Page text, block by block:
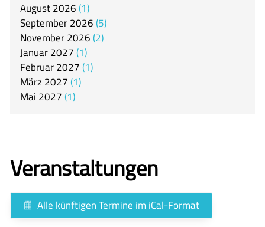
Arbeitsgemeinschaften
Mensa
Unsere Schulgemeinschaft
Kontakt
August2026 1
September2026 5
November2026 2
Januar2027 1
Februar2027 1
März 2027 1
Mai 2027 1
Veranstaltungen
Alle künftigen Termine im iCal-Format